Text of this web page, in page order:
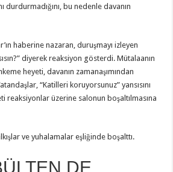
durdurmadığını, bu nedenle davanın
haberine nazaran, duruşmayı izleyen
diyerek reaksiyon gösterdi. Mütalaanın
heyeti, davanın zamanaşımından
“Katilleri koruyorsunuz” yansısını
reaksiyonlar üzerine salonun boşaltılmasına
ve yuhalamalar eşliğinde boşalttı.
DE